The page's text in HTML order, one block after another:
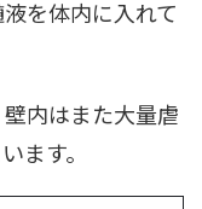
を体内に入れて
内はまた大量虐
ます。